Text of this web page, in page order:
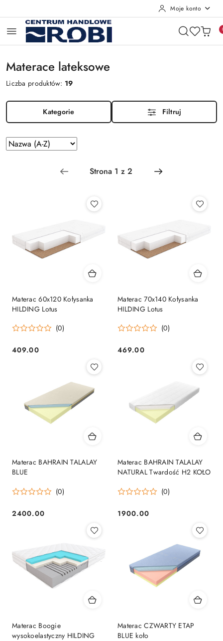
Moje konto
Materace lateksowe
Liczba produktów: 19
Kategorie Filtruj
Zastosowano
sortowanie:
Sortuj
według
Materac 60x120 Kołysanka
HILDING Lotus
(0)
Cena:
409.00
Materac 70x140 Kołysanka
HILDING Lotus
(0)
Cena:
469.00
Materac BAHRAIN TALALAY
BLUE
(0)
Cena:
2400.00
Materac BAHRAIN TALALAY
NATURAL Twardość H2 KOŁO
(0)
Cena:
1900.00
Materac Boogie
wysokoelastyczny HILDING
Materac CZWARTY ETAP
BLUE koło